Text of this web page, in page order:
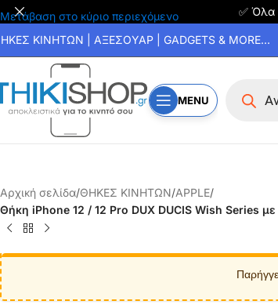
Μετάβαση στο κύριο περιεχόμενο ✅ Όλα
ΚΙΝΗΤΩΝ | ΑΞΕΣΟΥΑΡ | GADGETS & MORE...
MENU
Αρχική σελίδα/ΘΗΚΕΣ ΚΙΝΗΤΩΝ/APPLE/
Θήκη iPhone 12 / 12 Pro DUX DUCIS Wish Series